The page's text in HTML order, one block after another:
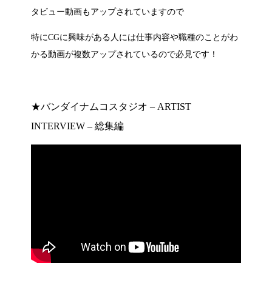
タビュー動画もアップされていますので
特にCGに興味がある人には仕事内容や職種のことがわ
かる動画が複数アップされているので必見です！
★バンダイナムコスタジオ – ARTIST
INTERVIEW – 総集編